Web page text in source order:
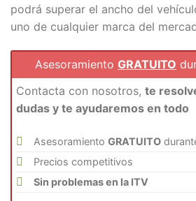
podrá superar el ancho del
uno de cualquier marca del
Asesoramiento GRATUITO
Contacta con nosotros,te
dudas y te ayudaremos en todo
AsesoramientoGRATUITO
Precios competitivos
Sin problemas en la ITV